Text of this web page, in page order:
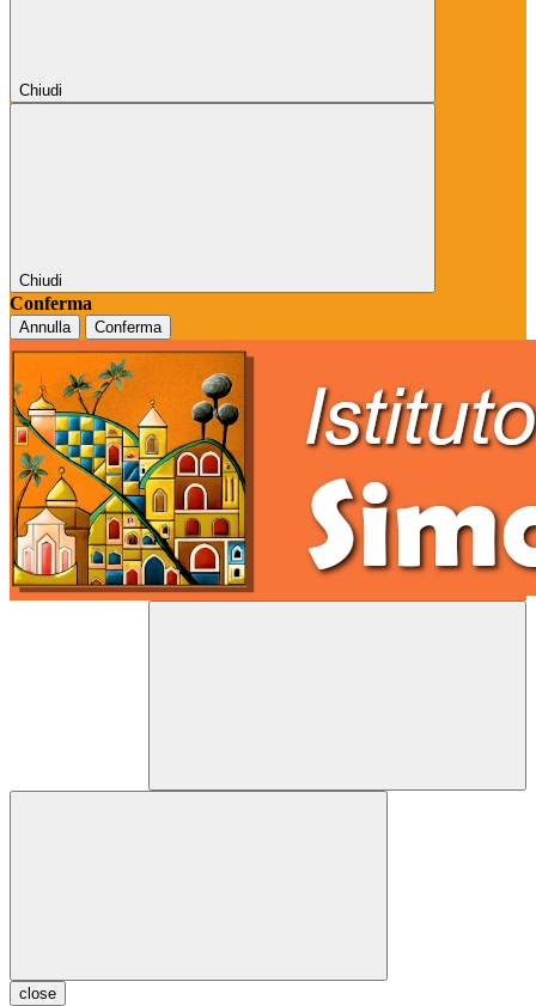
Chiudi
Chiudi
Conferma
Annulla Conferma
close